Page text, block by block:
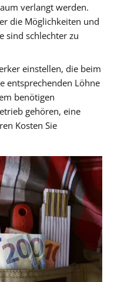
verlangt werden.
die Möglichkeiten und
sind schlechter zu
einstellen, die beim
entsprechenden Löhne
benötigen
gehören, eine
Kosten Sie